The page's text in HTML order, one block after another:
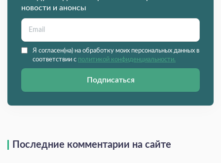
новости и анонсы
Я согласен(на) на обработку моих персональных данных в
соответствии с политикой конфиденциальности.
Подписаться
Последние комментарии на сайте